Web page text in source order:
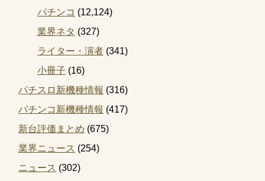
パチンコ (12,124)
業界ネタ (327)
ライター・演者 (341)
小冊子 (16)
パチスロ新機種情報 (316)
パチンコ新機種情報 (417)
新台評価まとめ (675)
業界ニュース (254)
ニュース (302)